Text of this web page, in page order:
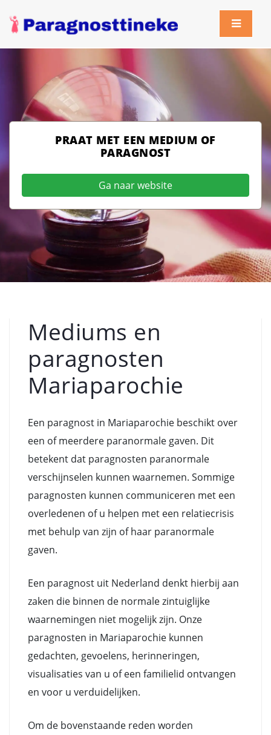
PRAAT MET EEN MEDIUM OF
PARAGNOST
Ga naar website
Mediums en
paragnosten
Mariaparochie
Een paragnost in Mariaparochie beschikt over
een of meerdere paranormale gaven. Dit
betekent dat paragnosten paranormale
verschijnselen kunnen waarnemen. Sommige
paragnosten kunnen communiceren met een
overledenen of u helpen met een relatiecrisis
met behulp van zijn of haar paranormale
gaven.
Een paragnost uit Nederland denkt hierbij aan
zaken die binnen de normale zintuiglijke
waarnemingen niet mogelijk zijn. Onze
paragnosten in Mariaparochie kunnen
gedachten, gevoelens, herinneringen,
visualisaties van u of een familielid ontvangen
en voor u verduidelijken.
Om de bovenstaande reden worden